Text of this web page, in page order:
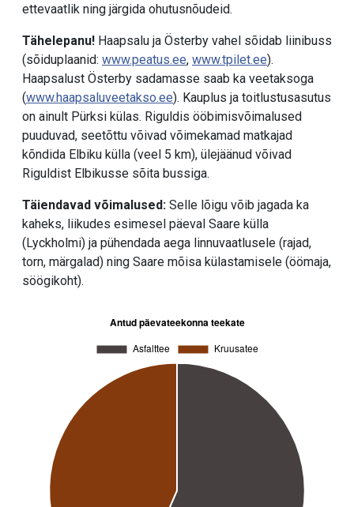
ettevaatlik ning järgida ohutusnõudeid.
Tähelepanu! Haapsalu ja Österby vahel sõidab liinibuss
(sõiduplaanid: www.peatus.ee, www.tpilet.ee).
Haapsalust Österby sadamasse saab ka veetaksoga
(www.haapsaluveetakso.ee). Kauplus ja toitlustusasutus
on ainult Pürksi külas. Riguldis ööbimisvõimalused
puuduvad, seetõttu võivad võimekamad matkajad
kõndida Elbiku külla (veel 5 km), ülejäänud võivad
Riguldist Elbikusse sõita bussiga.
Täiendavad võimalused: Selle lõigu võib jagada ka
kaheks, liikudes esimesel päeval Saare külla
(Lyckholmi) ja pühendada aega linnuvaatlusele (rajad,
torn, märgalad) ning Saare mõisa külastamisele (öömaja,
söögikoht).